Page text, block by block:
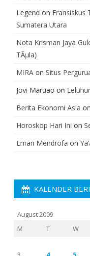
Legend on Fransiskus
Sumatera Utara
Nota Krisman Jaya
TÃµla)
MIRA on Situs
Jovi Maruao on
Berita Ekonomi Asia on
Horoskop Hari Ini on
Eman Mendrofa on
KALENDER
August 2009
M
T W